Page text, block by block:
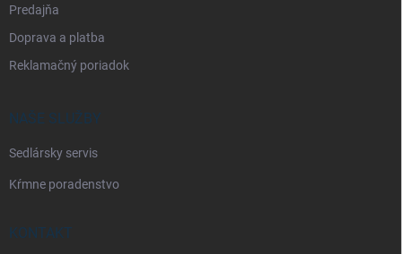
Predajňa
Doprava a platba
Reklamačný poriadok
NAŠE SLUŽBY
Sedlársky servis
Kŕmne poradenstvo
KONTAKT